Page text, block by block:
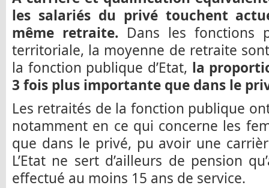
les salariés du privé touchent
même retraite. Dans les fonctions
territoriale, la moyenne de retraite
la fonction publique d’Etat, la
3 fois plus importante que dans le
Les retraités de la fonction publique
notamment en ce qui concerne les
que dans le privé, pu avoir une
L’Etat ne sert d’ailleurs de pension
effectué au moins 15 ans de service.